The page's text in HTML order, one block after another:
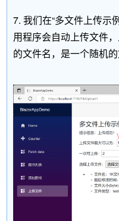
7. 我们在“多文件上传示
用程序会自动上传文件
的文件名，是一个随机的